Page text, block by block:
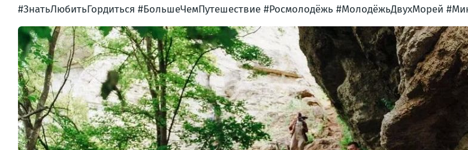
#ЗнатьЛюбитьГордиться #БольшеЧемПутешествие #Росмолодёжь #МолодёжьДвухМорей